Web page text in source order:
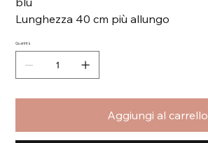
Lunghezza 40 cm più allungo
Quantità
Aggiungi al carrello